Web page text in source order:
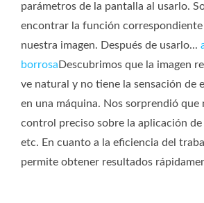
parámetros de la pantalla al usarlo.
encontrar la función correspondiente
nuestra imagen. Después de usarlo...
borrosa Descubrimos que la imagen
ve natural y no tiene la sensación de
en una máquina. Nos sorprendió que
control preciso sobre la aplicación
etc. En cuanto a la eficiencia del
permite obtener resultados